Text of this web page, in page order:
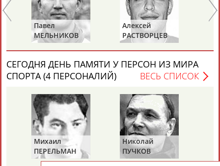
Рамазан
АБДУЛАЕВ
Тагир
АБДУЛАЕВ
Камиль
АБДУЛАЗИЗОВ
Загалав
АБДУЛБЕКОВ
Камалудин
АБДУЛДАУДОВ
Абдула
АБДУЛЖАЛИЛОВ
Магомед
АБДУЛКАГИРОВ
Назир
АБДУЛЛАЕВ
24 персон из 13181
ЕЩЁ ПЕРСОНЫ
Павел
МЕЛЬНИКОВ
Алексей
РАСТВОРЦЕВ
СЕГОДНЯ ДЕНЬ ПАМЯТИ У ПЕРСОН ИЗ МИРА
СПОРТА (4 ПЕРСОНАЛИЙ)
ВЕСЬ СПИСОК
Михаил
ПЕРЕЛЬМАН
(ПЕРЛЬМАН)
Николай
ПУЧКОВ